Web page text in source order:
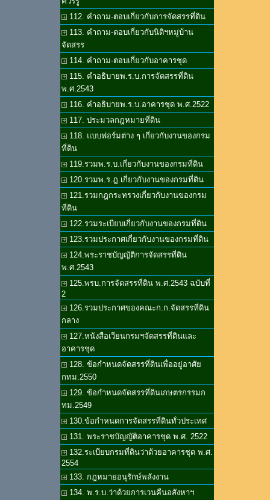
112. คำถาม-ตอบเกี่ยวกับการจัดสรรที่ดิน
113. คำถาม-ตอบเกี่ยวกับนิติฯหมู่บ้าน
จัดสรร
114. คำถาม-ตอบเกี่ยวกับอาคารชุด
115. คำอธิบายพ.ร.บ.การจัดสรรที่ดิน
พ.ศ.2543
116. คำอธิบายพ.ร.บ.อาคารชุด พ.ศ.2522
117. ประมวลกฎหมายที่ดิน
118. แบบฟอร์มต่าง ๆ เกี่ยวกับงานของกรม
ที่ดิน
119.รวมพ.ร.บ.เกี่ยวกับงานของกรมที่ดิน
120.รวมพ.ร.ฎ.เกี่ยวกับงานของกรมที่ดิน
121.รวมกฎกระทรวงเกี่ยวกับงานของกรม
ที่ดิน
122.รวมระเบียบเกี่ยวกับงานของกรมที่ดิน
123.รวมประกาศเกี่ยวกับงานของกรมที่ดิน
124.พระราชบัญญัติการจัดสรรที่ดิน
พ.ศ.2543
125.พรบ.การจัดสรรที่ดิน พ.ศ.2543 ฉบับที่
2
126.รวมประกาศของคณะก.ก.จัดสรรที่ดิน
กลาง
127.หนังสือเวียนกรมฯจัดสรรที่ดินและ
อาคารชุด
128. ข้อกำหนดจัดสรรที่ดินเพื่ออยู่อาศัย
กทม.2550
129. ข้อกำหนดจัดสรรที่ดินเกษตรกรรมก
ทม.2549
130.ข้อกำหนดการจัดสรรที่ดินทั่วประเทศ
131. พระราชบัญญัติอาคารชุด พ.ศ. 2522
132.ระเบียบกรมที่ดินว่าด้วยอาคารชุด พ.ศ.
2554
133. กฎหมายอนุรักษ์พลังงาน
134. พ.ร.บ.ว่าด้วยการเวนคืนอสังหาฯ